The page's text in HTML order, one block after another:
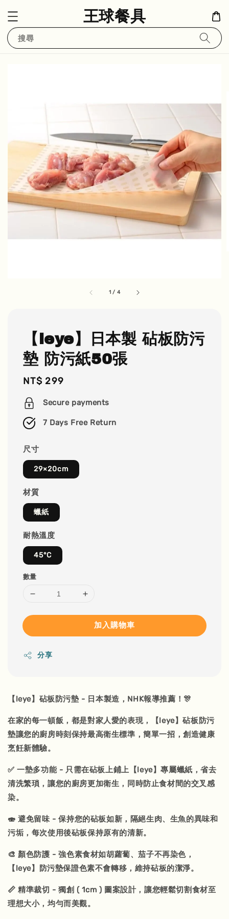
王球餐具
搜尋
1 / 4
【leye】日本製 砧板防污
墊 防污紙50張
Regular
price
NT$ 299
Secure payments
7 Days Free Return
尺寸
29×20cm
材質
蠟紙
耐熱溫度
45°C
數量
加入購物車
分享
【leye】砧板防污墊 - 日本製造，NHK報導推薦！🎊
在家的每一頓飯，都是對家人愛的表現，【leye】砧板防污
墊讓您的廚房時刻保持最高衛生標準，簡單一招，創造健康
烹飪新體驗。
✅ 一墊多功能 - 只需在砧板上鋪上【leye】專屬蠟紙，省去
清洗繁瑣，讓您的廚房更加衛生，同時防止食材間的交叉感
染。
🍣 避免留味 - 保持您的砧板如新，隔絕生肉、生魚的異味和
污垢，每次使用後砧板保持原有的清新。
🎨 顏色防護 - 強色素食材如胡蘿蔔、茄子不再染色，
【leye】防污墊保證色素不會轉移，維持砧板的潔淨。
📏 精準裁切 - 獨創 ( 1cm ) 圖案設計，讓您輕鬆切割食材至
理想大小，均勻而美觀。